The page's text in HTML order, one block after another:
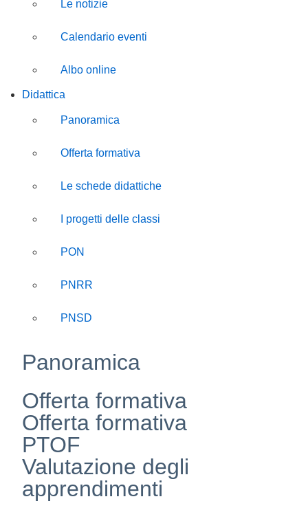
Le notizie
Calendario eventi
Albo online
Didattica
Panoramica
Offerta formativa
Le schede didattiche
I progetti delle classi
PON
PNRR
PNSD
Panoramica
Offerta formativa
Offerta formativa
PTOF
Valutazione degli
apprendimenti